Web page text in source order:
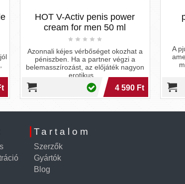
HOT V-Activ penis power
cream for men 50 ml
Azonnali kéjes vérbőséget okozhat a
péniszben. Ha a partner végzi a
belemasszírozást, az előjáték nagyon
erotikus ...
4 590 Ft
pjur
A pjur
amely
Tartalom
Szerzők
Gyártók
Blog